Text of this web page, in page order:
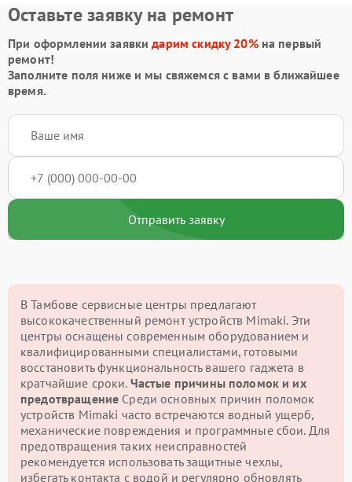
Оставьте заявку на ремонт
При оформлении заявкидарим скидку 20%на первый
ремонт!
Заполните поля ниже и мы свяжемся с вами в ближайшее
время.
Отправить заявку
В Тамбове сервисные центры предлагают
высококачественный ремонт устройств Mimaki. Эти
центры оснащены современным оборудованием и
квалифицированными специалистами, готовыми
восстановить функциональность вашего гаджета в
кратчайшие сроки. Частые причины поломок и их
предотвращение Среди основных причин поломок
устройств Mimaki часто встречаются водный ущерб,
механические повреждения и программные сбои. Для
предотвращения таких неисправностей
рекомендуется использовать защитные чехлы,
избегать контакта с водой и регулярно обновлять